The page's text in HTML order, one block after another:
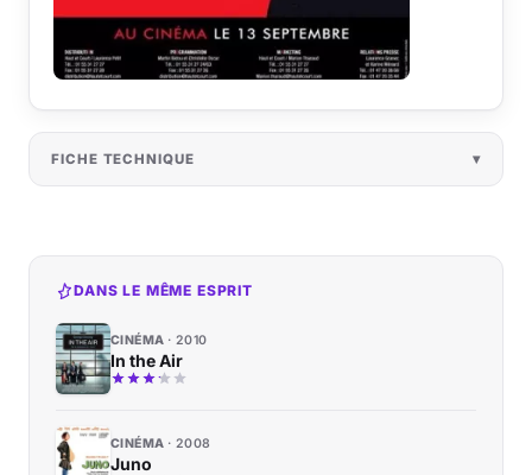
FICHE TECHNIQUE
DANS LE MÊME ESPRIT
CINÉMA 2010
In the Air
CINÉMA 2008
Juno